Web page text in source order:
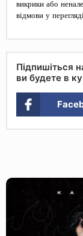
викрики або
відмови у
Підпишіться
ви будете в